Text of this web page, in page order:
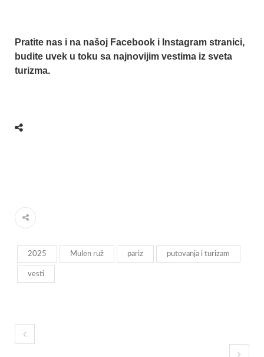
Pratite nas i na našoj Facebook i Instagram stranici,
budite uvek u toku sa najnovijim vestima iz sveta
turizma.
2025 Mulen ruž pariz putovanja i turizam
vesti